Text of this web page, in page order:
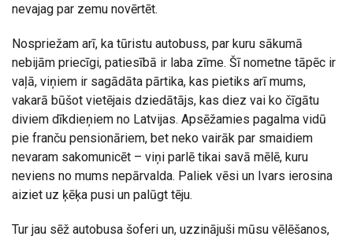
nevajag par zemu novērtēt.
Nospriežam arī, ka tūristu autobuss, par kuru sākumā
nebijām priecīgi, patiesībā ir laba zīme. Šī nometne tāpēc ir
vaļā, viņiem ir sagādāta pārtika, kas pietiks arī mums,
vakarā būšot vietējais dziedātājs, kas diez vai ko čīgātu
diviem dīkdieņiem no Latvijas. Apsēžamies pagalma vidū
pie franču pensionāriem, bet neko vairāk par smaidiem
nevaram sakomunicēt – viņi parlē tikai savā mēlē, kuru
neviens no mums nepārvalda. Paliek vēsi un Ivars ierosina
aiziet uz ķēķa pusi un palūgt tēju.
Tur jau sēž autobusa šoferi un, uzzinājuši mūsu vēlēšanos,